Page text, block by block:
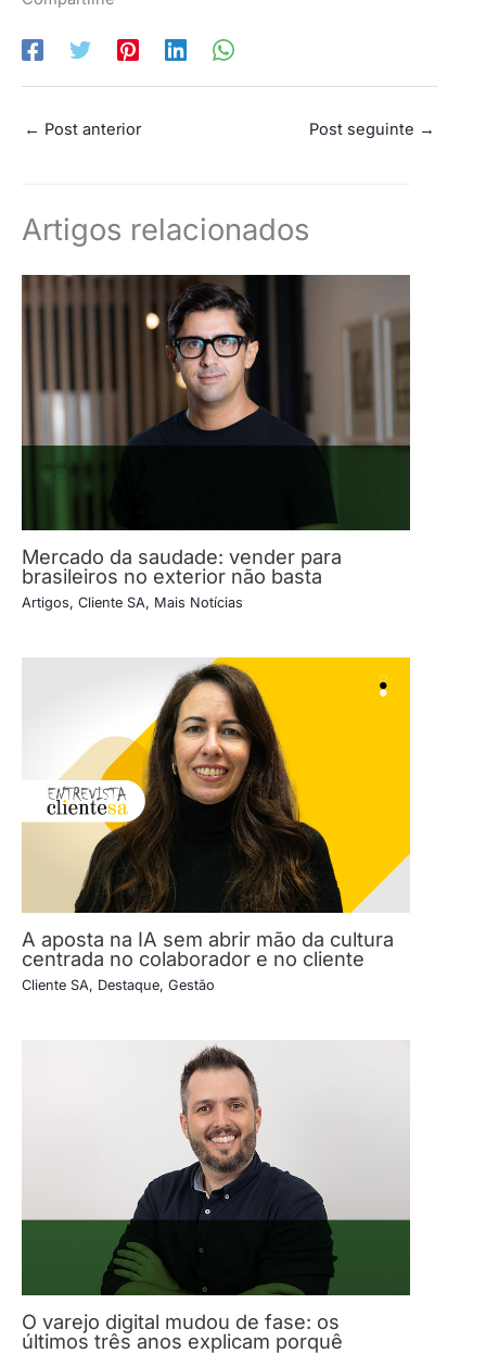
← Post anterior Post seguinte →
Artigos relacionados
Mercado da saudade: vender para
brasileiros no exterior não basta
Artigos, Cliente SA, Mais Notícias
A aposta na IA sem abrir mão da cultura
centrada no colaborador e no cliente
Cliente SA, Destaque, Gestão
O varejo digital mudou de fase: os
últimos três anos explicam porquê